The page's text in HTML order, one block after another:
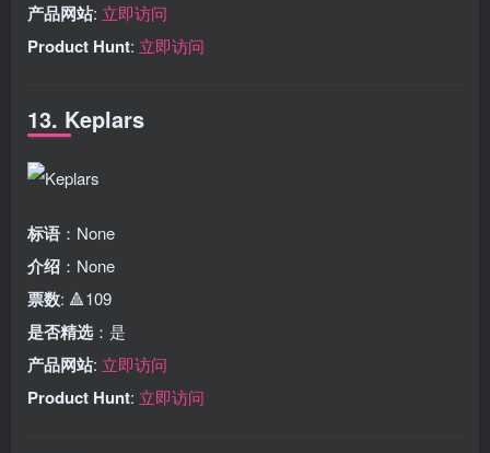
产品网站: 立即访问
Product Hunt: 立即访问
13. Keplars
标语 ：None
介绍 ：None
票数: 🔺109
是否精选 ：是
产品网站: 立即访问
Product Hunt: 立即访问